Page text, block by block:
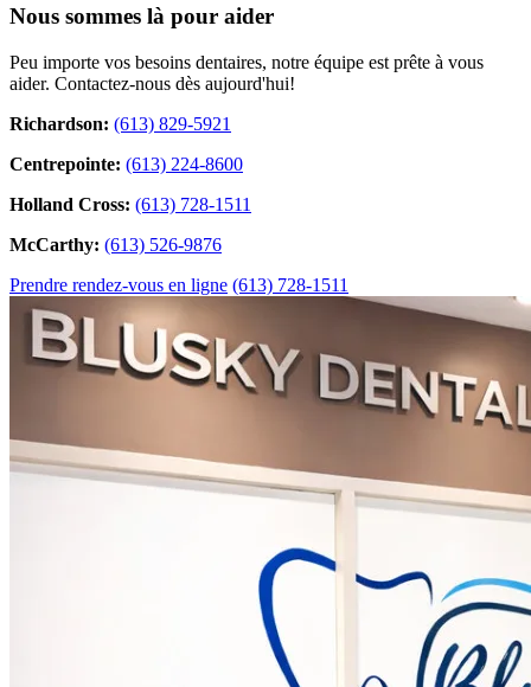
Nous sommes là pour aider
Peu importe vos besoins dentaires, notre équipe est prête à vous
aider. Contactez-nous dès aujourd'hui!
Richardson: (613) 829-5921
Centrepointe: (613) 224-8600
Holland Cross: (613) 728-1511
McCarthy: (613) 526-9876
Prendre rendez-vous en ligne (613) 728-1511